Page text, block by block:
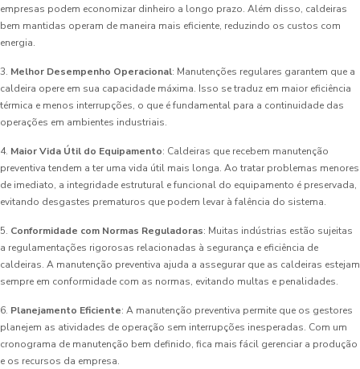
empresas podem economizar dinheiro a longo prazo. Além disso, caldeiras
bem mantidas operam de maneira mais eficiente, reduzindo os custos com
energia.
3. Melhor Desempenho Operacional: Manutenções regulares garantem que a
caldeira opere em sua capacidade máxima. Isso se traduz em maior eficiência
térmica e menos interrupções, o que é fundamental para a continuidade das
operações em ambientes industriais.
4. Maior Vida Útil do Equipamento: Caldeiras que recebem manutenção
preventiva tendem a ter uma vida útil mais longa. Ao tratar problemas menores
de imediato, a integridade estrutural e funcional do equipamento é preservada,
evitando desgastes prematuros que podem levar à falência do sistema.
5. Conformidade com Normas Reguladoras: Muitas indústrias estão sujeitas
a regulamentações rigorosas relacionadas à segurança e eficiência de
caldeiras. A manutenção preventiva ajuda a assegurar que as caldeiras estejam
sempre em conformidade com as normas, evitando multas e penalidades.
6. Planejamento Eficiente: A manutenção preventiva permite que os gestores
planejem as atividades de operação sem interrupções inesperadas. Com um
cronograma de manutenção bem definido, fica mais fácil gerenciar a produção
e os recursos da empresa.